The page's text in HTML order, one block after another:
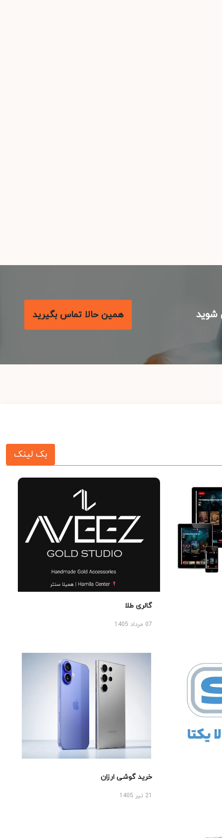
همین حالا تماس بگیرید
بک لینک
گالری طلا
07 مرداد 1405
خرید گوشی ارزان